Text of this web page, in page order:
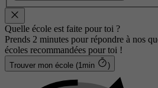
Quelle école est faite pour toi ?
Prends 2 minutes pour répondre à nos
écoles recommandées pour toi !
Trouver mon école (1min )